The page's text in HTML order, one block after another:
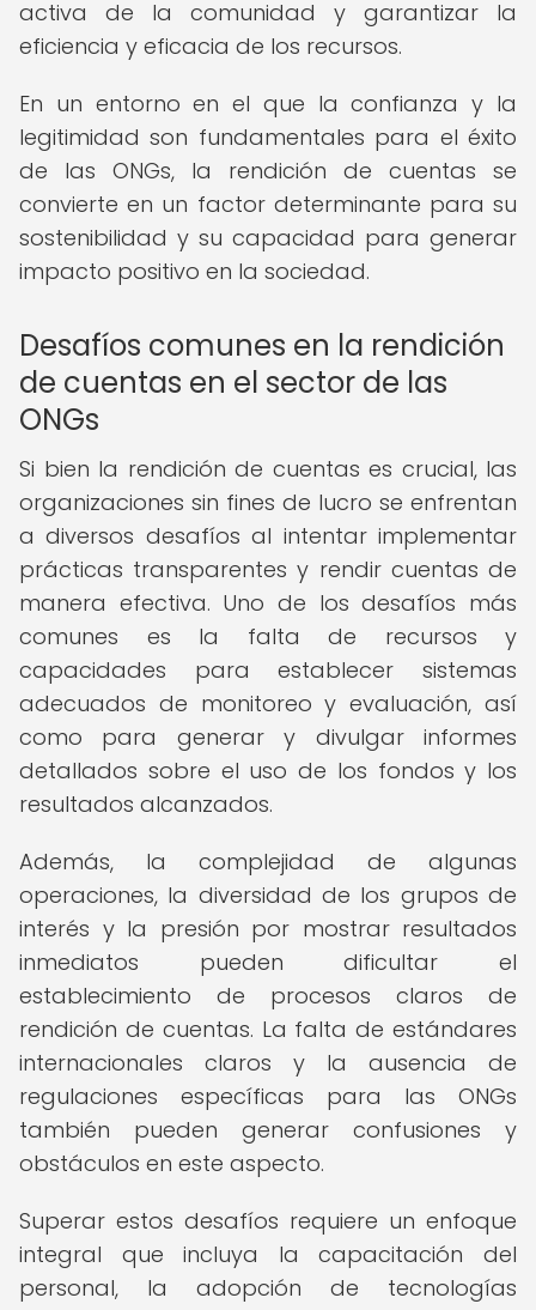
activa de la comunidad y garantizar la
eficiencia y eficacia de los recursos.
En un entorno en el que la confianza y la
legitimidad son fundamentales para el éxito
de las ONGs, la rendición de cuentas se
convierte en un factor determinante para su
sostenibilidad y su capacidad para generar
impacto positivo en la sociedad.
Desafíos comunes en la rendición
de cuentas en el sector de las
ONGs
Si bien la rendición de cuentas es crucial, las
organizaciones sin fines de lucro se enfrentan
a diversos desafíos al intentar implementar
prácticas transparentes y rendir cuentas de
manera efectiva. Uno de los desafíos más
comunes es la falta de recursos y
capacidades para establecer sistemas
adecuados de monitoreo y evaluación, así
como para generar y divulgar informes
detallados sobre el uso de los fondos y los
resultados alcanzados.
Además, la complejidad de algunas
operaciones, la diversidad de los grupos de
interés y la presión por mostrar resultados
inmediatos pueden dificultar el
establecimiento de procesos claros de
rendición de cuentas. La falta de estándares
internacionales claros y la ausencia de
regulaciones específicas para las ONGs
también pueden generar confusiones y
obstáculos en este aspecto.
Superar estos desafíos requiere un enfoque
integral que incluya la capacitación del
personal, la adopción de tecnologías